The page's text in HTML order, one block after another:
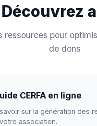
Découvrez
ressources pour
de dons
CERFA en ligne
sur la génération des
association.